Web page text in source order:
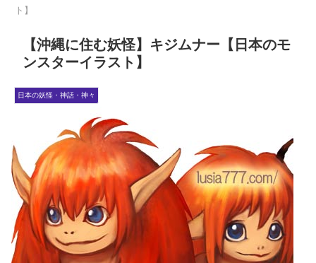
ト】
【沖縄に住む妖怪】キジムナー【日本のモ
ンスターイラスト】
日本の妖怪・神話・神々